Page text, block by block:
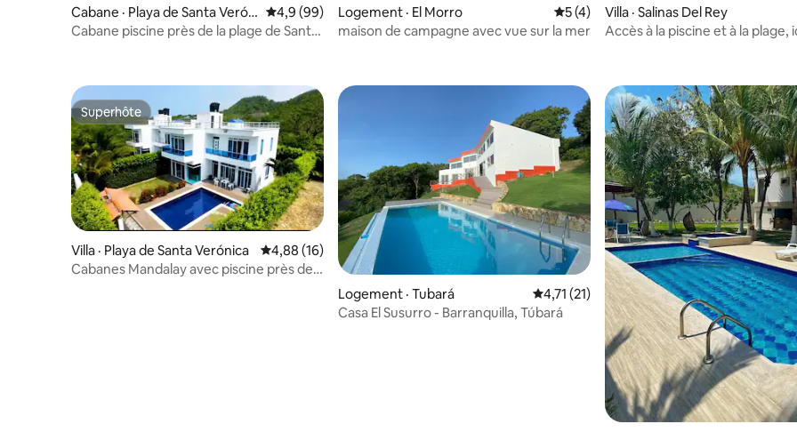
Cabane · Playa de Santa Veróni
ca
Note moyenne de 4,9 sur 5, 99 commentaires
4,9 (99)
Cabane piscine près de la plage de Santa
Logement · El Morro Note moyenne de 5 sur 5, 4
5 (4)
maison de campagne avec vue sur la mer
Villa · Salinas Del Rey
Accès à la piscine et à la plage,
Superhôte
Superhôte
Villa · Playa de Santa Verónica Note moyenne de 4,88 sur 5, 16 commentaires
4,88 (16)
Cabanes Mandalay avec piscine près de
Logement · Tubará Note moyenne de 4,71 sur 5, 21
4,71 (21)
Casa El Susurro - Barranquilla, Túbará